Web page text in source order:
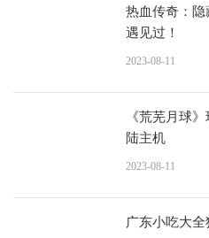
热血传奇：
遇见过！
2023-08-11
《荒芜月球
陆主机
2023-08-11
广东小吃大全